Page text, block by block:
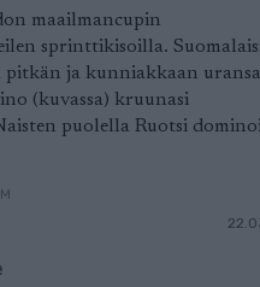
maailmancupin
sprinttikisoilla.
pitkän ja kunniakkaan uransa
(kuvassa) kruunasi
puolella Ruotsi